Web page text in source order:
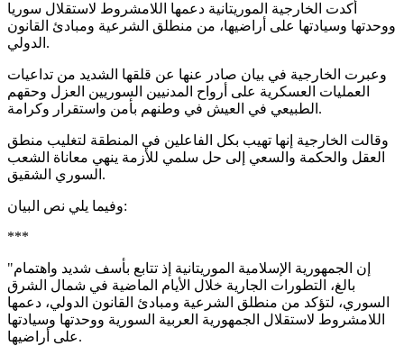
أكدت الخارجية الموريتانية دعمها اللامشروط لاستقلال سوريا
ووحدتها وسيادتها على أراضيها، من منطلق الشرعية ومبادئ القانون
الدولي.
وعبرت الخارجية في بيان صادر عنها عن قلقها الشديد من تداعيات
العمليات العسكرية على أرواح المدنيين السوريين العزل وحقهم
الطبيعي في العيش في وطنهم بأمن واستقرار وكرامة.
وقالت الخارجية إنها تهيب بكل الفاعلين في المنطقة لتغليب منطق
العقل والحكمة والسعي إلى حل سلمي للأزمة ينهي معاناة الشعب
السوري الشقيق.
وفيما يلي نص البيان:
***
"إن الجمهورية الإسلامية الموريتانية إذ تتابع بأسف شديد واهتمام
بالغ، التطورات الجارية خلال الأيام الماضية في شمال الشرق
السوري، لتؤكد من منطلق الشرعية ومبادئ القانون الدولي، دعمها
اللامشروط لاستقلال الجمهورية العربية السورية ووحدتها وسيادتها
على أراضيها.